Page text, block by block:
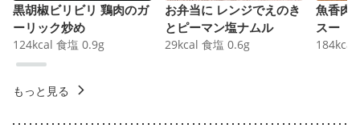
黒胡椒ビリビリ 鶏肉のガ
ーリック炒め
124kcal 食塩 0.9g
お弁当に レンジでえのき
とピーマン塩ナムル
29kcal 食塩 0.6g
魚香肉
スー
184kcal
もっと見る